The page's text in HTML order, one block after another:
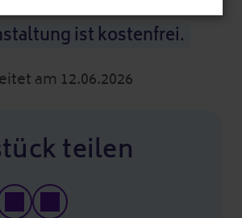
ist kostenfrei.
am 12.06.2026
teilen